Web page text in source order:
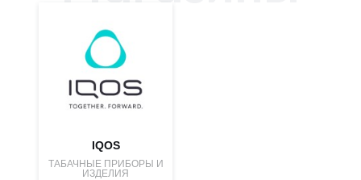
IQOS
ТАБАЧНЫЕ ПРИБОРЫ И
ИЗДЕЛИЯ